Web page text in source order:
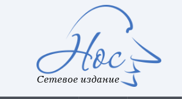
Сетевое издание